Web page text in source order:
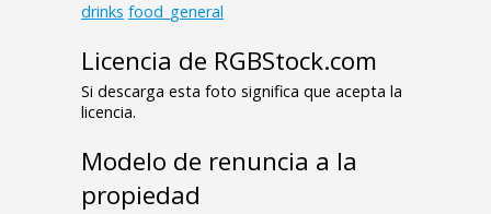
drinks food_general
Licencia de RGBStock.com
Si descarga esta foto significa que acepta la
licencia.
Modelo de renuncia a la
propiedad